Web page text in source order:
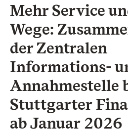
Mehr Service
Wege:
der Zentralen
Informations-
Annahmestelle
Stuttgarter
ab Januar 2026